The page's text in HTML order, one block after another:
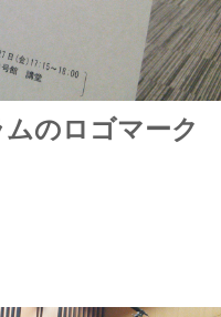
のロゴマーク